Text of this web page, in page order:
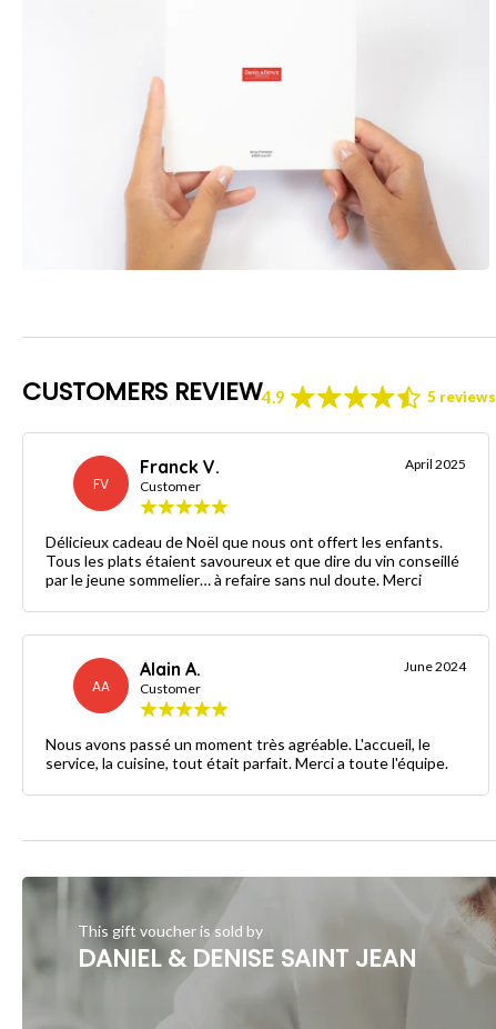
CUSTOMERS REVIEW4.9 5 reviews
FV
Franck V.
Customer
April 2025
Délicieux cadeau de Noël que nous ont offert les enfants.
Tous les plats étaient savoureux et que dire du vin conseillé
par le jeune sommelier… à refaire sans nul doute. Merci
AA
Alain A.
Customer
June 2024
Nous avons passé un moment très agréable. L'accueil, le
service, la cuisine, tout était parfait. Merci a toute l'équipe.
This gift voucher is sold by
DANIEL & DENISE SAINT JEAN